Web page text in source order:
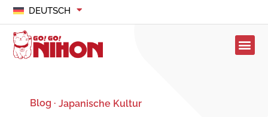
DEUTSCH
Blog · Japanische Kultur